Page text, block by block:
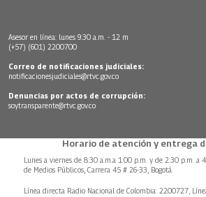
Asesor en línea: lunes 9:30 a.m. - 12 m
(+57) (601) 2200700
Correo de notificaciones judiciales:
notificacionesjudiciales@rtvc.gov.co
Denuncias por actos de corrupción:
soytransparente@rtvc.gov.co
Horario de atención y entrega
Lunes a viernes de 8:30 a.m.a 1:00 p.m. y de 2:30 p.m. a
de Medios Públicos, Carrera 45 # 26-33, Bogotá.
Línea directa Radio Nacional de Colombia: 2200727,